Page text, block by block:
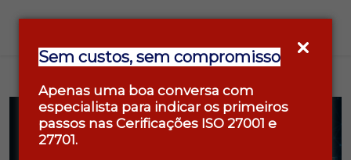
Sem custos, sem compromisso
Apenas uma boa conversa com
especialista para indicar os primeiros
passos nas Cerificações ISO 27001 e
27701.